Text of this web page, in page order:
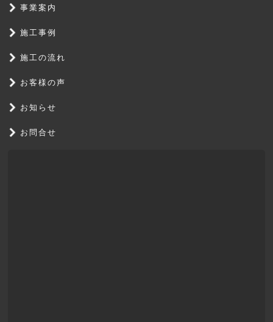
事業案内
施工事例
施工の流れ
お客様の声
お知らせ
お問合せ